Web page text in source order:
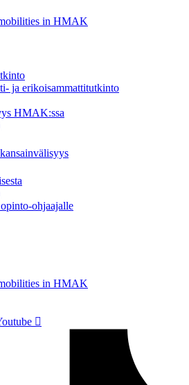
in HMAK
ja erikoisammattitutkinto
HMAK:ssa
ohjaajalle
in HMAK